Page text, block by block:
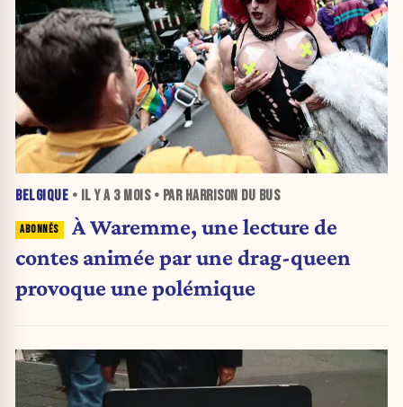
BELGIQUE • IL Y A 3 MOIS• PAR HARRISON DU BUS
À Waremme, une lecture de
contes animée par une drag-queen
provoque une polémique